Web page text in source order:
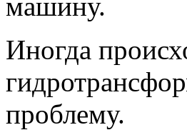
Иногда
проблему.